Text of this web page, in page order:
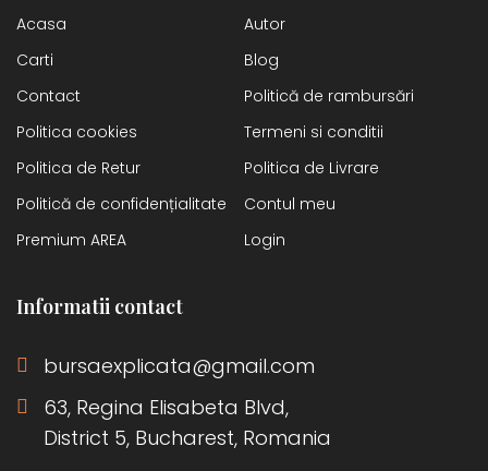
Acasa
Autor
Carti
Blog
Contact
Politică de rambursări
Politica cookies
Termeni si conditii
Politica de Retur
Politica de Livrare
Politică de confidențialitate
Contul meu
Premium AREA
Login
Informatii contact
bursaexplicata@gmail.com
63, Regina Elisabeta Blvd,
District 5, Bucharest, Romania